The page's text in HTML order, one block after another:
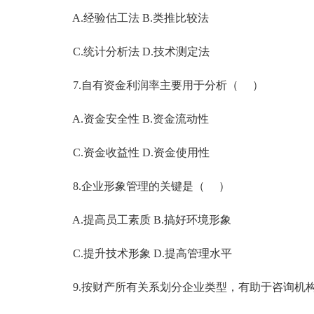
A.经验估工法 B.类推比较法
C.统计分析法 D.技术测定法
7.自有资金利润率主要用于分析（ ）
A.资金安全性 B.资金流动性
C.资金收益性 D.资金使用性
8.企业形象管理的关键是（ ）
A.提高员工素质 B.搞好环境形象
C.提升技术形象 D.提高管理水平
9.按财产所有关系划分企业类型，有助于咨询机